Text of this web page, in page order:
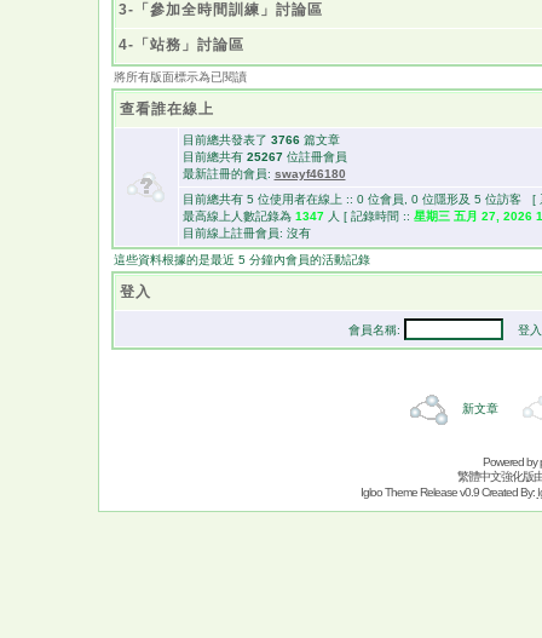
3-「參加全時間訓練」討論區
4-「站務」討論區
將所有版面標示為已閱讀
查看誰在線上
目前總共發表了 3766篇文章
目前總共有 25267位註冊會員
最新註冊的會員: swayf46180
目前總共有 5 位使用者在線上 :: 0 位會員, 0 位隱形及 5 位訪客 [
最高線上人數記錄為 1347人 [ 記錄時間 :: 星期三 五月 27, 2026
目前線上註冊會員: 沒有
這些資料根據的是最近 5 分鐘內會員的活動記錄
登入
會員名稱: 登入
新文章
Powered by
繁體中文強化版
Igloo Theme Release v0.9 Created By: